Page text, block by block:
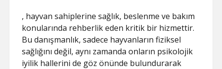
, hayvan sahiplerine sağlık, beslenme ve bakım
konularında rehberlik eden kritik bir hizmettir.
Bu danışmanlık, sadece hayvanların fiziksel
sağlığını değil, aynı zamanda onların psikolojik
iyilik hallerini de göz önünde bulundurarak